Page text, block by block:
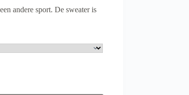
andere sport. De sweater is